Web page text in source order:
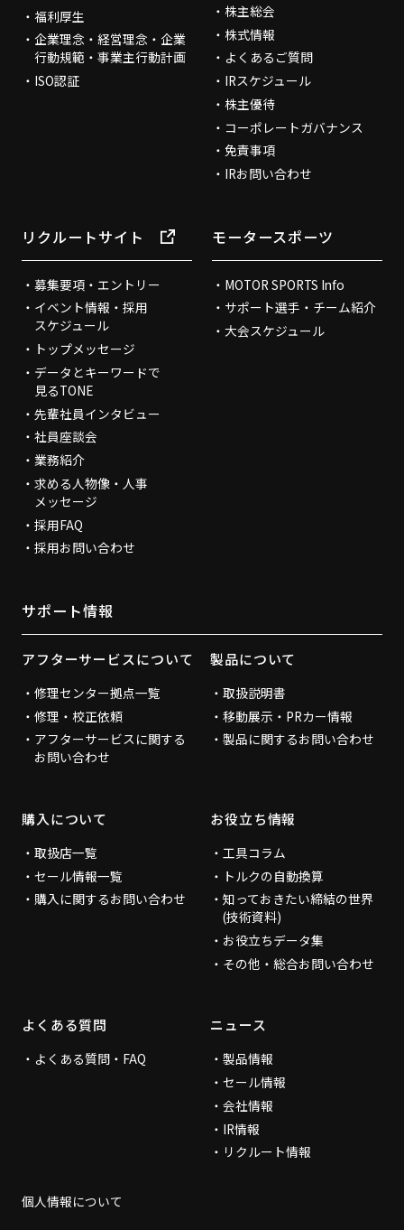
福利厚生
企業理念・経営理念・企業
行動規範・事業主行動計画
ISO認証
株主総会
株式情報
よくあるご質問
IRスケジュール
株主優待
コーポレートガバナンス
免責事項
IRお問い合わせ
リクルートサイト
募集要項・エントリー
イベント情報・採用
スケジュール
トップメッセージ
データとキーワードで
見るTONE
先輩社員インタビュー
社員座談会
業務紹介
求める人物像・人事
メッセージ
採用FAQ
採用お問い合わせ
モータースポーツ
MOTOR SPORTS Info
サポート選手・チーム紹介
大会スケジュール
サポート情報
アフターサービスについて
修理センター拠点一覧
修理・校正依頼
アフターサービスに関する
お問い合わせ
製品について
取扱説明書
移動展示・PRカー情報
製品に関するお問い合わせ
購入について
取扱店一覧
セール情報一覧
購入に関するお問い合わせ
お役立ち情報
工具コラム
トルクの自動換算
知っておきたい締結の世界
(技術資料)
お役立ちデータ集
その他・総合お問い合わせ
よくある質問
よくある質問・FAQ
ニュース
製品情報
セール情報
会社情報
IR情報
リクルート情報
個人情報について